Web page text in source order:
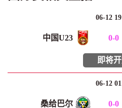
06-12
中国U23 0-0
即将
06-12
桑给巴尔 0-0